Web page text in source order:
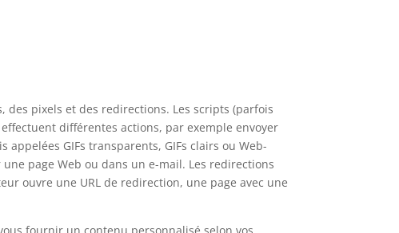
des pixels et des redirections. Les scripts (parfois
différentes actions, par exemple envoyer
GIFs transparents, GIFs clairs ou Web-
page Web ou dans un e-mail. Les redirections
ouvre une URL de redirection, une page avec une